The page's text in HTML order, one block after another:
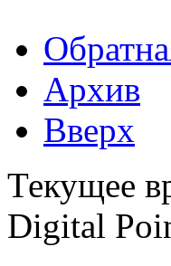
Архив
Вверх
Текущее
Digital